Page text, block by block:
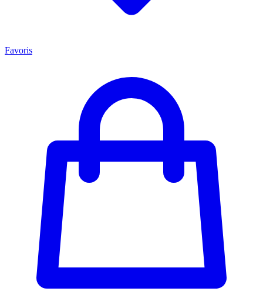
Favoris